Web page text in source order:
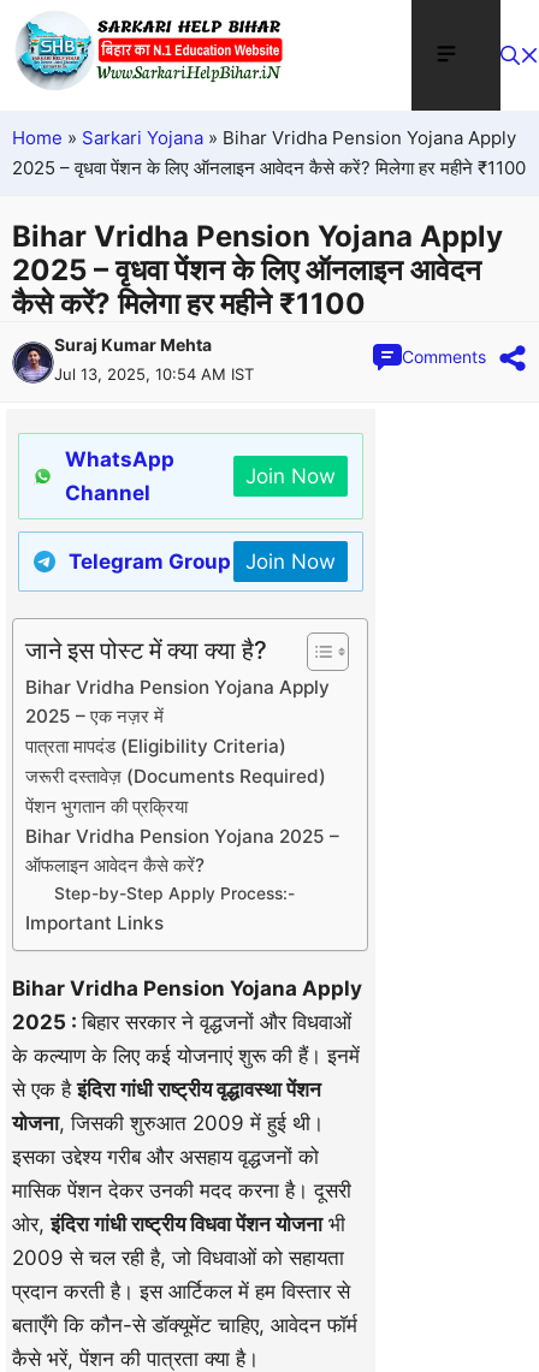
Home » Sarkari Yojana » Bihar Vridha Pension Yojana Apply
2025 – वृधवा पेंशन के लिए ऑनलाइन आवेदन कैसे करें? मिलेगा हर महीने ₹1100
Bihar Vridha Pension Yojana Apply
2025 – वृधवा पेंशन के लिए ऑनलाइन आवेदन
कैसे करें? मिलेगा हर महीने ₹1100
Suraj Kumar Mehta
Jul 13, 2025, 10:54 AM IST
Comments
WhatsApp
Channel
Join Now
Telegram Group Join Now
जाने इस पोस्ट में क्या क्या है?
Bihar Vridha Pension Yojana Apply
2025 – एक नज़र में
पात्रता मापदंड (Eligibility Criteria)
जरूरी दस्तावेज़ (Documents Required)
पेंशन भुगतान की प्रक्रिया
Bihar Vridha Pension Yojana 2025 –
ऑफलाइन आवेदन कैसे करें?
Step-by-Step Apply Process:-
Important Links
Bihar Vridha Pension Yojana Apply
2025 :बिहार सरकार ने वृद्धजनों और विधवाओं
के कल्याण के लिए कई योजनाएं शुरू की हैं। इनमें
से एक हैइंदिरा गांधी राष्ट्रीय वृद्धावस्था पेंशन
योजना, जिसकी शुरुआत 2009 में हुई थी।
इसका उद्देश्य गरीब और असहाय वृद्धजनों को
मासिक पेंशन देकर उनकी मदद करना है। दूसरी
ओर,इंदिरा गांधी राष्ट्रीय विधवा पेंशन योजनाभी
2009 से चल रही है, जो विधवाओं को सहायता
प्रदान करती है। इस आर्टिकल में हम विस्तार से
बताएँगे कि कौन-से डॉक्यूमेंट चाहिए, आवेदन फॉर्म
कैसे भरें, पेंशन की पात्रता क्या है।